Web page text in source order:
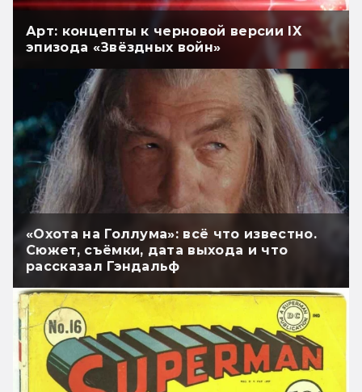
Арт: концепты к черновой версии IX
эпизода «Звёздных войн»
«Охота на Голлума»: всё что известно.
Сюжет, съёмки, дата выхода и что
рассказал Гэндальф